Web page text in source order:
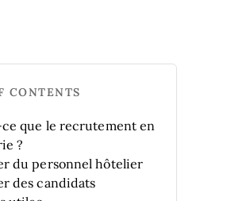
CONTENTS
ce que le recrutement en
?
du personnel hôtelier
des candidats